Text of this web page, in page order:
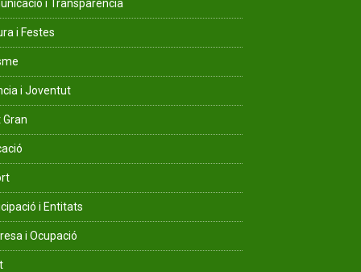
i Transparència
i Festes
i Joventut
Gran
i Entitats
i Ocupació